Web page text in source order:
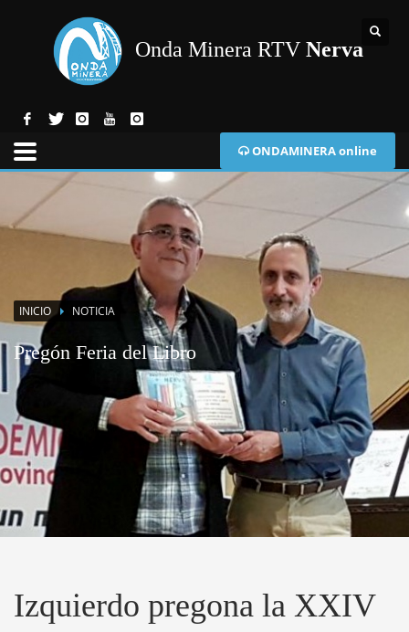
Onda Minera RTV Nerva
ONDAMINERA online
INICIO NOTICIA
Pregón Feria del Libro
Izquierdo pregona la XXIV